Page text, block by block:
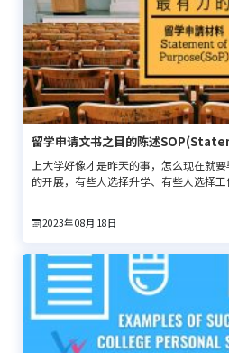
留学申请文书之目的陈述
写？
上大学好像才是昨天的事，怎么现在就
的开展，有些人选择升学、有些人选择
2023年 08月 18日